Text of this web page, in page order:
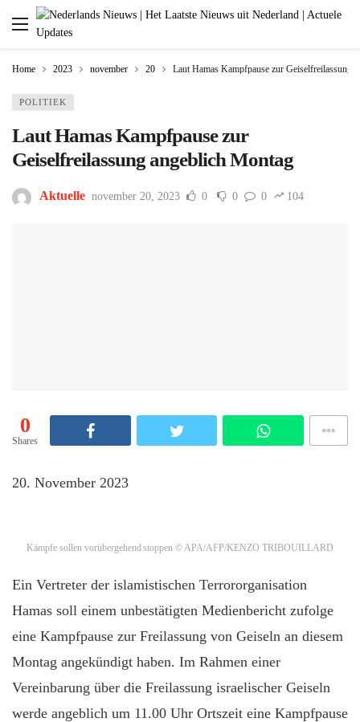
Home 2023 november 20 Laut Hamas Kampfpause zur Geiselfreilassung
POLITIEK
Laut Hamas Kampfpause zur
Geiselfreilassung angeblich Montag
Aktuelle november 20, 2023 0 0 0 104
0
Shares
20. November 2023
Kämpfe sollen vorübergehend stoppen © APA/AFP/KENZO TRIBOUILLARD
Ein Vertreter der islamistischen Terrororganisation
Hamas soll einem unbestätigten Medienbericht zufolge
eine Kampfpause zur Freilassung von Geiseln an diesem
Montag angekündigt haben. Im Rahmen einer
Vereinbarung über die Freilassung israelischer Geiseln
werde angeblich um 11.00 Uhr Ortszeit eine Kampfpause